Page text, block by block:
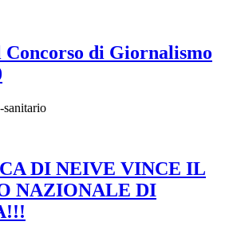
Concorso di Giornalismo
DI NEIVE VINCE IL
NAZIONALE DI